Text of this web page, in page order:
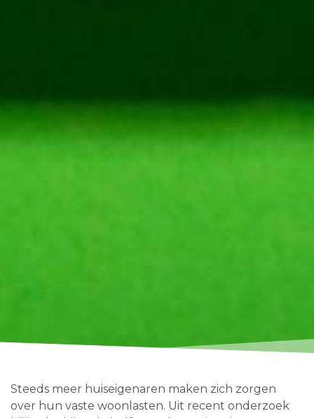
Steeds meer huiseigenaren maken zich zorgen
over hun vaste woonlasten. Uit recent onderzoek